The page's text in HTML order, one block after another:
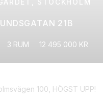
STOCKHOLM
21B
3 RUM 12 495 000 KR